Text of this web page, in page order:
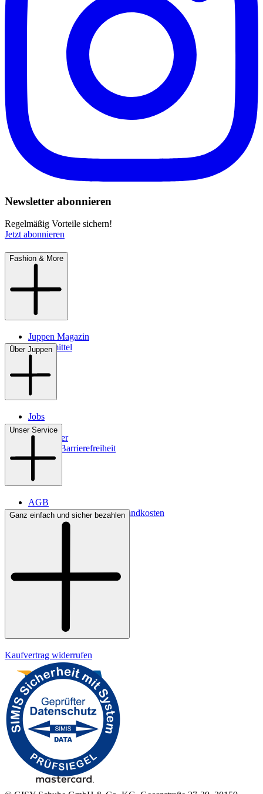
Newsletter abonnieren
Regelmäßig Vorteile sichern!
Jetzt abonnieren
Fashion & More
Juppen Magazin
Pflegemittel
Über Juppen
Jobs
Filialen
Newsletter
Digitale Barrierefreiheit
Unser Service
AGB
Lieferbedingungen & Versandkosten
Bezahlung
Ganz einfach und sicher bezahlen
Kaufvertrag widerrufen